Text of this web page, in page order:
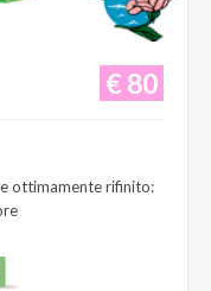
€ 80
ottimamente rifinito: